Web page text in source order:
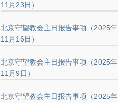
11月23日）
北京守望教会主日报告事项（2025年
11月16日）
北京守望教会主日报告事项（2025年
11月9日）
北京守望教会主日报告事项（2025年